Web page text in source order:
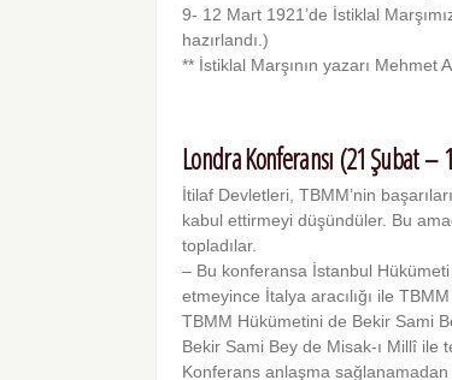
9- 12 Mart 1921’de İstiklal
hazırlandı.)
** İstiklal Marşının yazarı Mehmet
Londra Konferansı (21 Şubat –
İtilaf Devletleri, TBMM’nin
kabul ettirmeyi dü­şündüler. Bu
topladılar.
– Bu konferansa İstanbul
etmeyince İtalya aracılığı ile
TBMM Hükümetini de Bekir Sami
Bekir Sami Bey de Misak-ı Millî ile
Konferans anlaşma sağlanamadan